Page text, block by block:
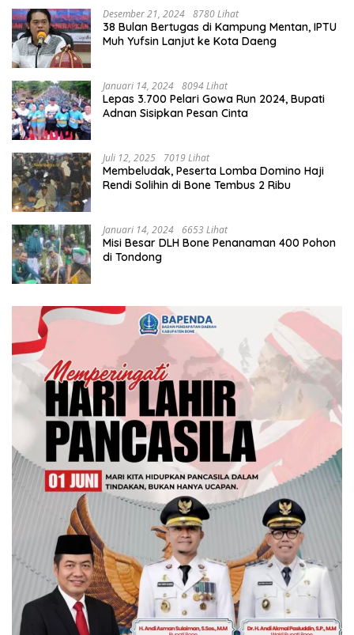
Desember 21, 2024 8780 Lihat
38 Bulan Bertugas di Kampung Mentan, IPTU
Muh Yufsin Lanjut ke Kota Daeng
Januari 14, 2024 8094 Lihat
Lepas 3.700 Pelari Gowa Run 2024, Bupati
Adnan Sisipkan Pesan Cinta
Juli 12, 2025 7019 Lihat
Membeludak, Peserta Lomba Domino Haji
Rendi Solihin di Bone Tembus 2 Ribu
Januari 14, 2024 6653 Lihat
Misi Besar DLH Bone Penanaman 400 Pohon
di Tondong